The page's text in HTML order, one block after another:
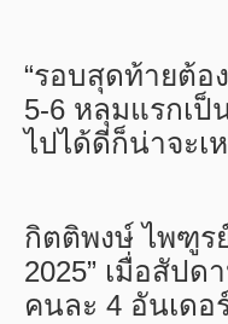
“รอบสุดท้ายต้อ
5-6 หลุมแรกเป็
ไปได้ดีก็น่าจะ
กิตติพงษ์ ไพฑูร
2025” เมื่อสัป
คนละ 4 อันเดอ